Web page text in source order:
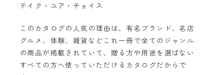
テイク・ユア・チョイス
このカタログの人気の理由は、有名ブランド、名店
グルメ、体験、雑貨などこれ一冊で全てのジャンル
の商品が掲載されていて、贈る方や用途を選ばない
すべての方へ使っていただけるカタログだからで